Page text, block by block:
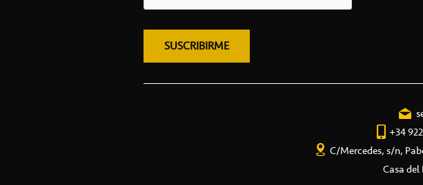
+34
C/Mercedes, s/n,
Casa